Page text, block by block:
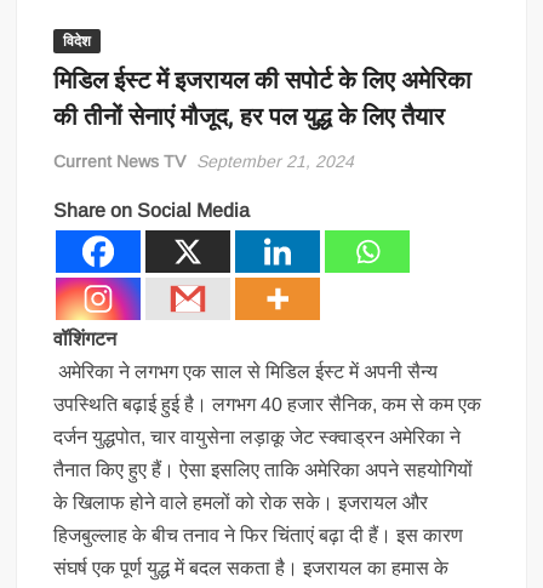
विदेश
मिडिल ईस्ट में इजरायल की सपोर्ट के लिए अमेरिका
की तीनों सेनाएं मौजूद, हर पल युद्ध के लिए तैयार
Current News TV September 21, 2024
Share on Social Media
वॉशिंगटन
अमेरिका ने लगभग एक साल से मिडिल ईस्ट में अपनी सैन्य
उपस्थिति बढ़ाई हुई है। लगभग 40 हजार सैनिक, कम से कम एक
दर्जन युद्धपोत, चार वायुसेना लड़ाकू जेट स्क्वाड्रन अमेरिका ने
तैनात किए हुए हैं। ऐसा इसलिए ताकि अमेरिका अपने सहयोगियों
के खिलाफ होने वाले हमलों को रोक सके। इजरायल और
हिजबुल्लाह के बीच तनाव ने फिर चिंताएं बढ़ा दी हैं। इस कारण
संघर्ष एक पूर्ण युद्ध में बदल सकता है। इजरायल का हमास के